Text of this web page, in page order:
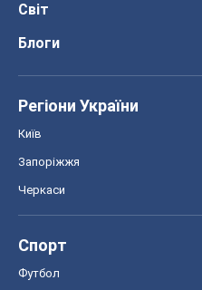
Світ
Блоги
Регіони України
Київ
Запоріжжя
Черкаси
Спорт
Футбол